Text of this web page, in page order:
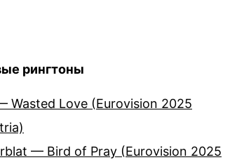
рингтоны
Wasted Love (Eurovision 2025
— Bird of Pray (Eurovision 2025